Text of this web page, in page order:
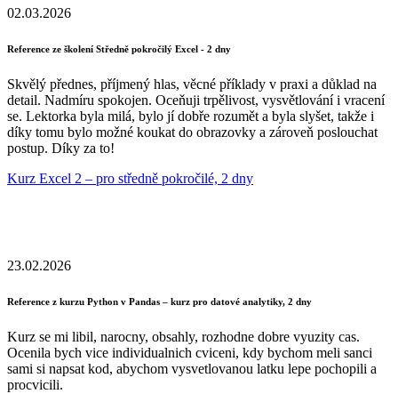
02.03.2026
Reference ze školení Středně pokročilý Excel - 2 dny
Skvělý přednes, příjmený hlas, věcné příklady v praxi a důklad na
detail. Nadmíru spokojen. Oceňuji trpělivost, vysvětlování i vracení
se. Lektorka byla milá, bylo jí dobře rozumět a byla slyšet, takže i
díky tomu bylo možné koukat do obrazovky a zároveň poslouchat
postup. Díky za to!
Kurz Excel 2 – pro středně pokročilé, 2 dny
23.02.2026
Reference z kurzu Python v Pandas – kurz pro datové analytiky, 2 dny
Kurz se mi libil, narocny, obsahly, rozhodne dobre vyuzity cas.
Ocenila bych vice individualnich cviceni, kdy bychom meli sanci
sami si napsat kod, abychom vysvetlovanou latku lepe pochopili a
procvicili.